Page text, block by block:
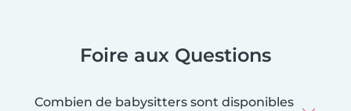
Foire aux Questions
Combien de babysitters sont disponibles